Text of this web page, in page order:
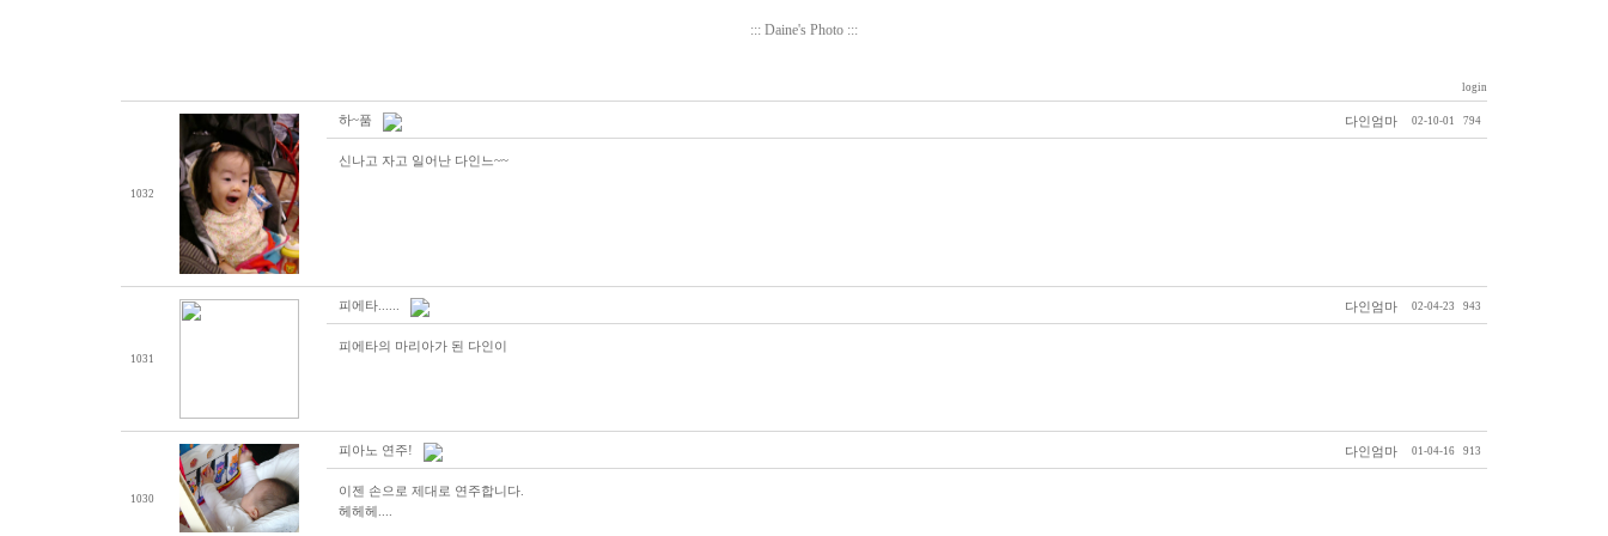
::: Daine's Photo :::
login
1032
하~품 다인엄마 02-10-01 794
신나고 자고 일어난 다인느~~
1031
피에타...... 다인엄마 02-04-23 943
피에타의 마리아가 된 다인이
1030
피아노 연주! 다인엄마 01-04-16 913
이젠 손으로 제대로 연주합니다.
헤헤헤....